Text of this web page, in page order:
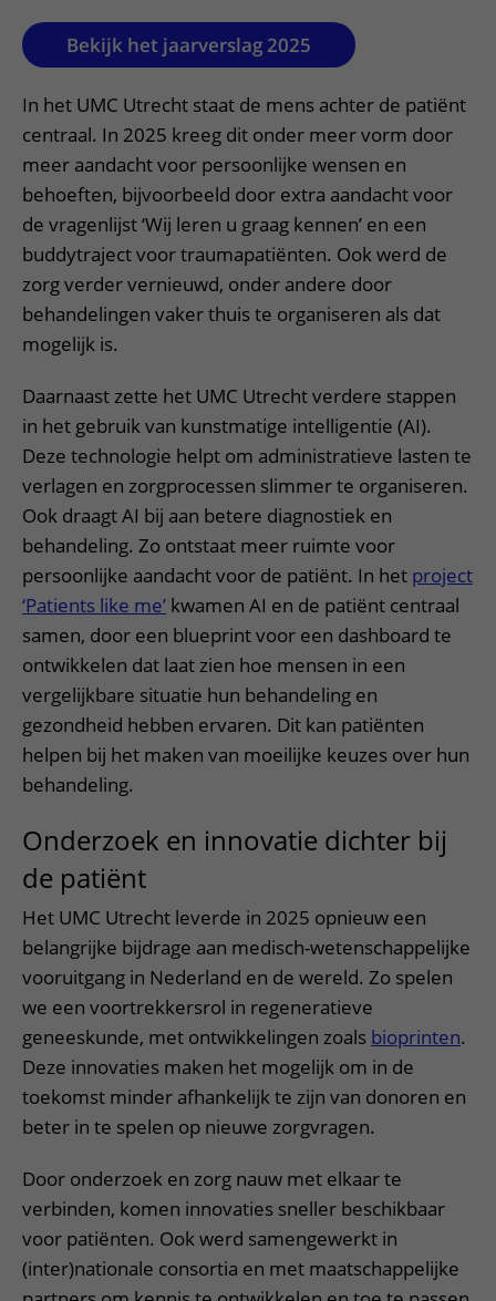
Bekijk het jaarverslag 2025
In het UMC Utrecht staat de mens achter de patiënt
centraal. In 2025 kreeg dit onder meer vorm door
meer aandacht voor persoonlijke wensen en
behoeften, bijvoorbeeld door extra aandacht voor
de vragenlijst ‘Wij leren u graag kennen’ en een
buddytraject voor traumapatiënten. Ook werd de
zorg verder vernieuwd, onder andere door
behandelingen vaker thuis te organiseren als dat
mogelijk is.
Daarnaast zette het UMC Utrecht verdere stappen
in het gebruik van kunstmatige intelligentie (AI).
Deze technologie helpt om administratieve lasten te
verlagen en zorgprocessen slimmer te organiseren.
Ook draagt AI bij aan betere diagnostiek en
behandeling. Zo ontstaat meer ruimte voor
persoonlijke aandacht voor de patiënt. In het project
‘Patients like me’ kwamen AI en de patiënt centraal
samen, door een blueprint voor een dashboard te
ontwikkelen dat laat zien hoe mensen in een
vergelijkbare situatie hun behandeling en
gezondheid hebben ervaren. Dit kan patiënten
helpen bij het maken van moeilijke keuzes over hun
behandeling.
Onderzoek en innovatie dichter bij
de patiënt
Het UMC Utrecht leverde in 2025 opnieuw een
belangrijke bijdrage aan medisch-wetenschappelijke
vooruitgang in Nederland en de wereld. Zo spelen
we een voortrekkersrol in regeneratieve
geneeskunde, met ontwikkelingen zoals bioprinten.
Deze innovaties maken het mogelijk om in de
toekomst minder afhankelijk te zijn van donoren en
beter in te spelen op nieuwe zorgvragen.
Door onderzoek en zorg nauw met elkaar te
verbinden, komen innovaties sneller beschikbaar
voor patiënten. Ook werd samengewerkt in
(inter)nationale consortia en met maatschappelijke